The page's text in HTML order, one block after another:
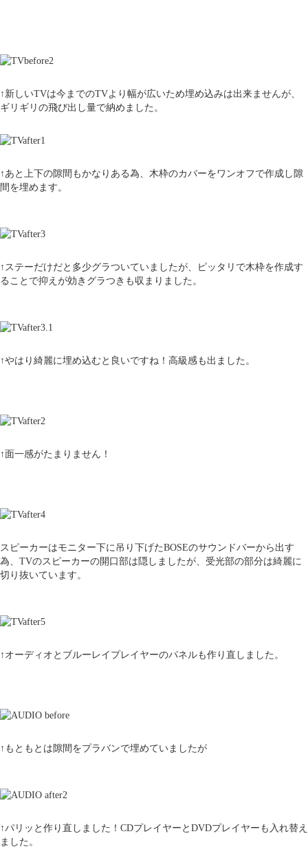
↑新しいTVは今までのTVより幅が広いため埋め込みは出来ませんが、
ギリギリの飛び出し量で納めました。
↑あと上下の隙間もかなりある為、木枠のカバーをワンオフで作成し隙
間を埋めます。
↑ステーだけだと多少グラついていましたが、ピッタリで木枠を作成す
ることで抑えが効きグラつきも収まりました。
↑やはり綺麗に埋め込むと良いですね！高級感も出ました。
↑面一感がたまりません！
スピーカーはモニター下に吊り下げたBOSEのサウンドバーから出す
為、TVのスピーカーの開口部は隠しましたが、受光部の部分は綺麗に
切り抜いています。
↑オーディオとブルーレイプレイヤーのパネルも作り直しました。
↑もともとは隙間をプラバンで埋めていましたが
↑パリッと作り直しました！CDプレイヤーとDVDプレイヤーも入れ替え
ました。